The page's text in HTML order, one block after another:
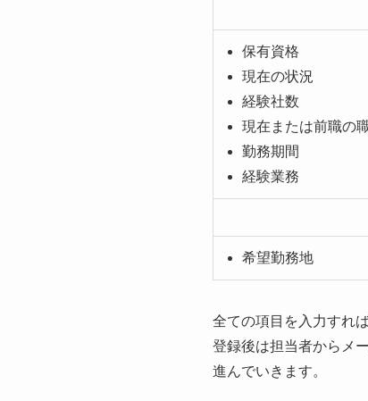
保有資格
現在の状況
経験社数
現在または前職の
勤務期間
経験業務
希望勤務地
全ての項目を入力すれ
登録後は担当者からメ
進んでいきます。